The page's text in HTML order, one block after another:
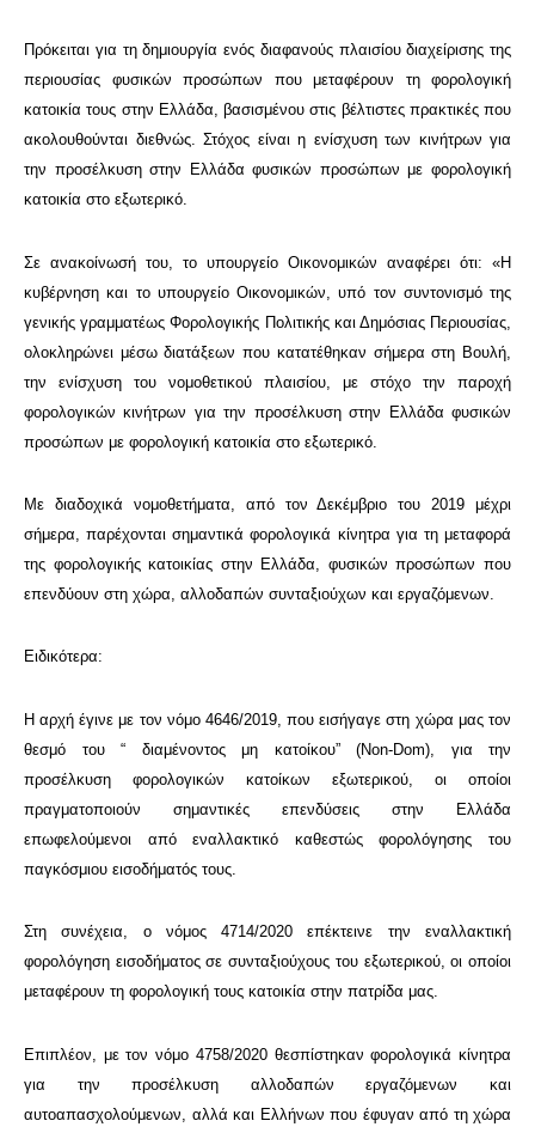
Πρόκειται για τη δημιουργία ενός διαφανούς πλαισίου διαχείρισης της
περιουσίας φυσικών προσώπων που μεταφέρουν τη φορολογική
κατοικία τους στην Ελλάδα, βασισμένου στις βέλτιστες πρακτικές που
ακολουθούνται διεθνώς. Στόχος είναι η ενίσχυση των κινήτρων για
την προσέλκυση στην Ελλάδα φυσικών προσώπων με φορολογική
κατοικία στο εξωτερικό.
Σε ανακοίνωσή του, το υπουργείο Οικονομικών αναφέρει ότι: «Η
κυβέρνηση και το υπουργείο Οικονομικών, υπό τον συντονισμό της
γενικής γραμματέως Φορολογικής Πολιτικής και Δημόσιας Περιουσίας,
ολοκληρώνει μέσω διατάξεων που κατατέθηκαν σήμερα στη Βουλή,
την ενίσχυση του νομοθετικού πλαισίου, με στόχο την παροχή
φορολογικών κινήτρων για την προσέλκυση στην Ελλάδα φυσικών
προσώπων με φορολογική κατοικία στο εξωτερικό.
Με διαδοχικά νομοθετήματα, από τον Δεκέμβριο του 2019 μέχρι
σήμερα, παρέχονται σημαντικά φορολογικά κίνητρα για τη μεταφορά
της φορολογικής κατοικίας στην Ελλάδα, φυσικών προσώπων που
επενδύουν στη χώρα, αλλοδαπών συνταξιούχων και εργαζόμενων.
Ειδικότερα:
Η αρχή έγινε με τον νόμο 4646/2019, που εισήγαγε στη χώρα μας τον
θεσμό του “ διαμένοντος μη κατοίκου” (Non-Dom), για την
προσέλκυση φορολογικών κατοίκων εξωτερικού, οι οποίοι
πραγματοποιούν σημαντικές επενδύσεις στην Ελλάδα
επωφελούμενοι από εναλλακτικό καθεστώς φορολόγησης του
παγκόσμιου εισοδήματός τους.
Στη συνέχεια, ο νόμος 4714/2020 επέκτεινε την εναλλακτική
φορολόγηση εισοδήματος σε συνταξιούχους του εξωτερικού, οι οποίοι
μεταφέρουν τη φορολογική τους κατοικία στην πατρίδα μας.
Επιπλέον, με τον νόμο 4758/2020 θεσπίστηκαν φορολογικά κίνητρα
για την προσέλκυση αλλοδαπών εργαζόμενων και
αυτοαπασχολούμενων, αλλά και Ελλήνων που έφυγαν από τη χώρα